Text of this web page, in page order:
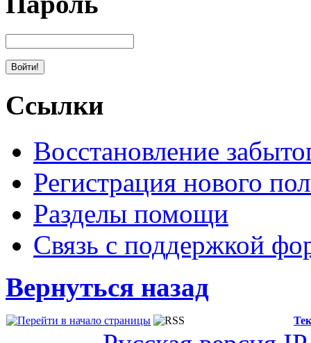
Ссылки
Восстановление
Регистрация нового
Разделы помощи
Связь с поддержкой
Вернуться назад